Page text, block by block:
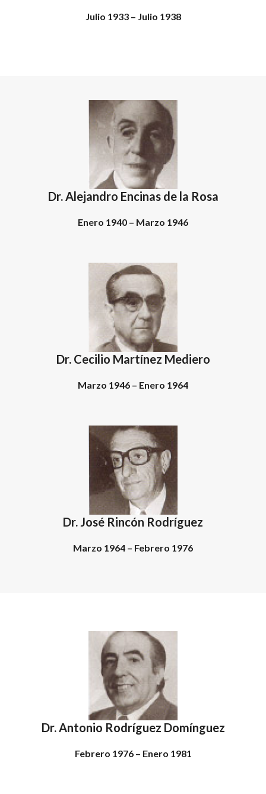
Julio 1933 – Julio 1938
Dr. Alejandro Encinas de la Rosa
Enero 1940 – Marzo 1946
Dr. Cecilio Martínez Mediero
Marzo 1946 – Enero 1964
Dr. José Rincón Rodríguez
Marzo 1964 – Febrero 1976
Dr. Antonio Rodríguez Domínguez
Febrero 1976 – Enero 1981